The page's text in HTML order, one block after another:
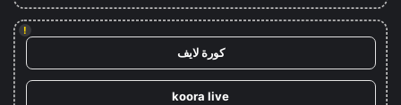
!
كورة لايف
koora live